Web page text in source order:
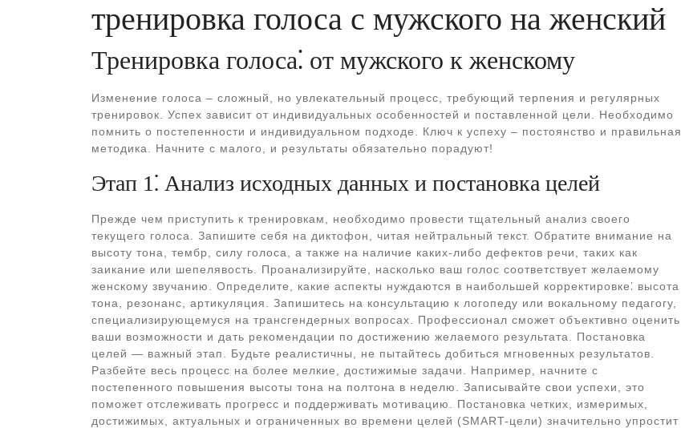
тренировка голоса с мужского на женский
Тренировка голоса⁚ от мужского к женскому
Изменение голоса – сложный, но увлекательный процесс, требующий терпения и регулярных
тренировок. Успех зависит от индивидуальных особенностей и поставленной цели. Необходимо
помнить о постепенности и индивидуальном подходе. Ключ к успеху – постоянство и правильная
методика. Начните с малого, и результаты обязательно порадуют!
Этап 1⁚ Анализ исходных данных и постановка целей
Прежде чем приступить к тренировкам, необходимо провести тщательный анализ своего
текущего голоса. Запишите себя на диктофон, читая нейтральный текст. Обратите внимание на
высоту тона, тембр, силу голоса, а также на наличие каких-либо дефектов речи, таких как
заикание или шепелявость. Проанализируйте, насколько ваш голос соответствует желаемому
женскому звучанию. Определите, какие аспекты нуждаются в наибольшей корректировке⁚ высота
тона, резонанс, артикуляция. Запишитесь на консультацию к логопеду или вокальному педагогу,
специализирующемуся на трансгендерных вопросах. Профессионал сможет объективно оценить
ваши возможности и дать рекомендации по достижению желаемого результата. Постановка
целей — важный этап. Будьте реалистичны, не пытайтесь добиться мгновенных результатов.
Разбейте весь процесс на более мелкие, достижимые задачи. Например, начните с
постепенного повышения высоты тона на полтона в неделю. Записывайте свои успехи, это
поможет отслеживать прогресс и поддерживать мотивацию. Постановка четких, измеримых,
достижимых, актуальных и ограниченных во времени целей (SMART-цели) значительно упростит